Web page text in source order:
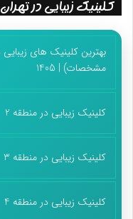
کلینیک زیبایی در تهران
مشخصات) | 1405
کلینیک زیبایی در منطقه 2
کلینیک زیبایی در منطقه 3
کلینیک زیبایی در منطقه 4